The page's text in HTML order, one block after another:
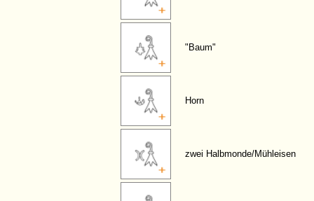
"Baum"
Horn
zwei Halbmonde/Mühleisen